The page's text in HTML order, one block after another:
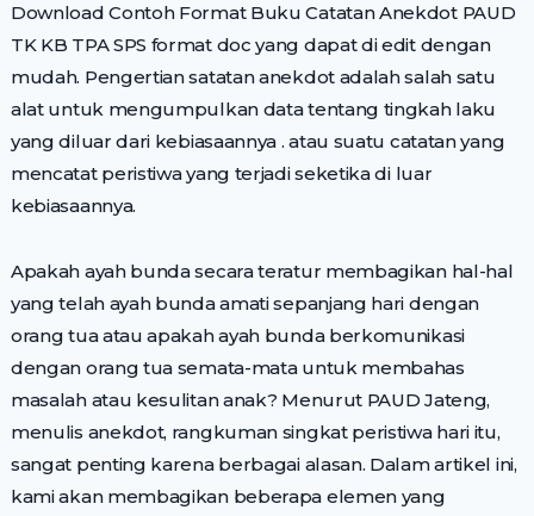
Download Contoh Format Buku Catatan Anekdot PAUD
TK KB TPA SPS format doc yang dapat di edit dengan
mudah. Pengertian satatan anekdot adalah salah satu
alat untuk mengumpulkan data tentang tingkah laku
yang diluar dari kebiasaannya . atau suatu catatan yang
mencatat peristiwa yang terjadi seketika di luar
kebiasaannya.
Apakah ayah bunda secara teratur membagikan hal-hal
yang telah ayah bunda amati sepanjang hari dengan
orang tua atau apakah ayah bunda berkomunikasi
dengan orang tua semata-mata untuk membahas
masalah atau kesulitan anak? Menurut PAUD Jateng,
menulis anekdot, rangkuman singkat peristiwa hari itu,
sangat penting karena berbagai alasan. Dalam artikel ini,
kami akan membagikan beberapa elemen yang